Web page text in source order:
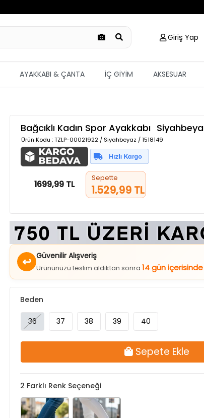
Giriş Yap
AYAKKABI & ÇANTA İÇ GİYİM AKSESUAR
Bağcıklı Kadın Spor Ayakkabı
Ürün Kodu : TZLP-00021922 / Siyahbeyaz / 1518149
1699,99 TL
Sepette
1.529,99 TL
↩ Güvenilir Alışveriş
Ürününüzü teslim aldıktan sonra14 gün içerisinde
36
Sepete Ekle
2Farklı Renk Seçeneği